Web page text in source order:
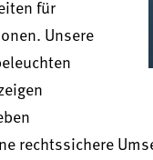
für
Unsere
rechtssichere